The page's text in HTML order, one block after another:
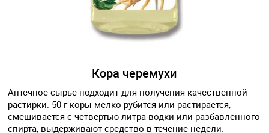
Кора черемухи
Аптечное сырье подходит для получения качественной
растирки. 50 г коры мелко рубится или растирается,
смешивается с четвертью литра водки или разбавленного
спирта, выдерживают средство в течение недели.